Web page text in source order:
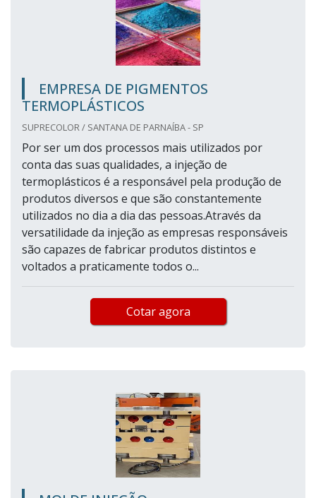
EMPRESA DE PIGMENTOS
TERMOPLÁSTICOS
SUPRECOLOR / SANTANA DE PARNAÍBA - SP
Por ser um dos processos mais utilizados por
conta das suas qualidades, a injeção de
termoplásticos é a responsável pela produção de
produtos diversos e que são constantemente
utilizados no dia a dia das pessoas.Através da
versatilidade da injeção as empresas responsáveis
são capazes de fabricar produtos distintos e
voltados a praticamente todos o...
Cotar agora